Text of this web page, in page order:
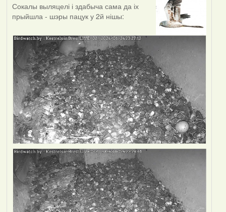
Сокалы выляцелі і здабыча сама да іх
прыйшла - шэры пацук у 2й нішы: